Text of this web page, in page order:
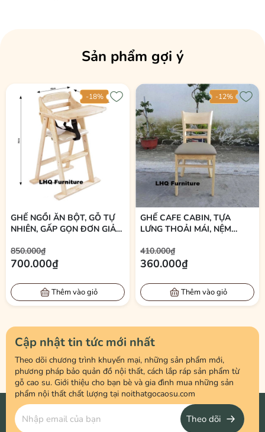
Bộ bàn ăn 6 ghế là lựa chọn hoàn hảo cho những gia đình đông
thành viên hoặc những ai yêu thích không gian ăn uống rộng rãi,
không chỉ phục vụ bữa ăn gia đình mà còn phù hợp cho các buổi tụ
họp, tiếp khách.
Tại Nội Thất LHQ, bộ bàn ăn 6 ghế được chú trọng từ chất liệu đến
kiểu dáng, mang lại sự bền bỉ và thẩm mỹ cho không gian sống.
Kích Thước Tiêu Chuẩn – Rộng Rãi, Thoải Mái
Bàn ăn có kích thước 80 x 160 x 75 cm (rộng x dài x cao), đảm bảo
không gian sử dụng thoải mái cho 6 người.
Kích thước này phù hợp với:
Nhà phố diện tích trung bình đến lớn
Phòng ăn riêng biệt
Nhà hàng, quán ăn, homestay
Thiết Kế Hiện Đại – Dễ Dàng Phối Nội Thất
Bộ bàn ăn 6 ghế mang phong cách thiết kế đơn giản nhưng tinh tế,
dễ dàng kết hợp với nhiều không gian khác nhau:
Phong cách hiện đại
Phong cách tối giản
Phong cách Bắc Âu
Kiểu dáng gọn gàng, các chi tiết được hoàn thiện kỹ lưỡng giúp tổng
Sản phẩm gợi ý
-18%
GHẾ NGỒI ĂN BỘT, GỖ TỰ
NHIÊN, GẤP GỌN ĐƠN GIẢN,
850.000₫
700.000₫
Thêm vào giỏ
-12%
GHẾ CAFE CABIN, TỰA
LƯNG THOẢI MÁI, NỆM
410.000₫
360.000₫
Thêm vào giỏ
Cập nhật tin tức mới nhất
Theo dõi chương trình khuyến mại, những sản phẩm mới,
phương pháp bảo quản đồ nội thất, cách lắp ráp sản phẩm từ
gỗ cao su. Giới thiệu cho bạn bè và gia đình mua những sản
phẩm nội thất chất lượng tại noithatgocaosu.com
Theo dõi